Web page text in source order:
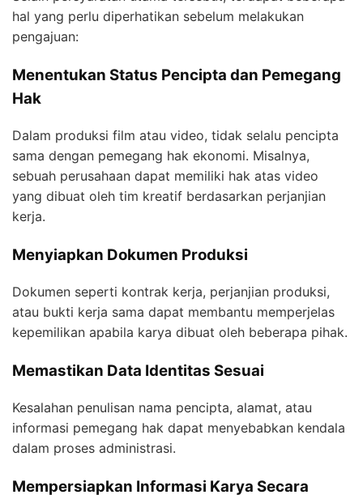
hal yang perlu diperhatikan sebelum melakukan
pengajuan:
Menentukan Status Pencipta dan Pemegang
Hak
Dalam produksi film atau video, tidak selalu pencipta
sama dengan pemegang hak ekonomi. Misalnya,
sebuah perusahaan dapat memiliki hak atas video
yang dibuat oleh tim kreatif berdasarkan perjanjian
kerja.
Menyiapkan Dokumen Produksi
Dokumen seperti kontrak kerja, perjanjian produksi,
atau bukti kerja sama dapat membantu memperjelas
kepemilikan apabila karya dibuat oleh beberapa pihak.
Memastikan Data Identitas Sesuai
Kesalahan penulisan nama pencipta, alamat, atau
informasi pemegang hak dapat menyebabkan kendala
dalam proses administrasi.
Mempersiapkan Informasi Karya Secara